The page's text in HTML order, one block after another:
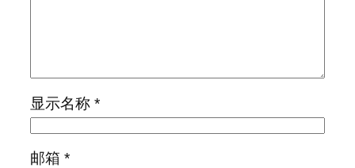
显示名称 *
邮箱 *